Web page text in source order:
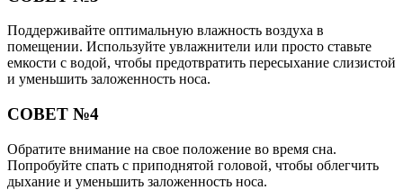
Поддерживайте оптимальную влажность воздуха в
помещении. Используйте увлажнители или просто ставьте
емкости с водой, чтобы предотвратить пересыхание слизистой
и уменьшить заложенность носа.
СОВЕТ №4
Обратите внимание на свое положение во время сна.
Попробуйте спать с приподнятой головой, чтобы облегчить
дыхание и уменьшить заложенность носа.